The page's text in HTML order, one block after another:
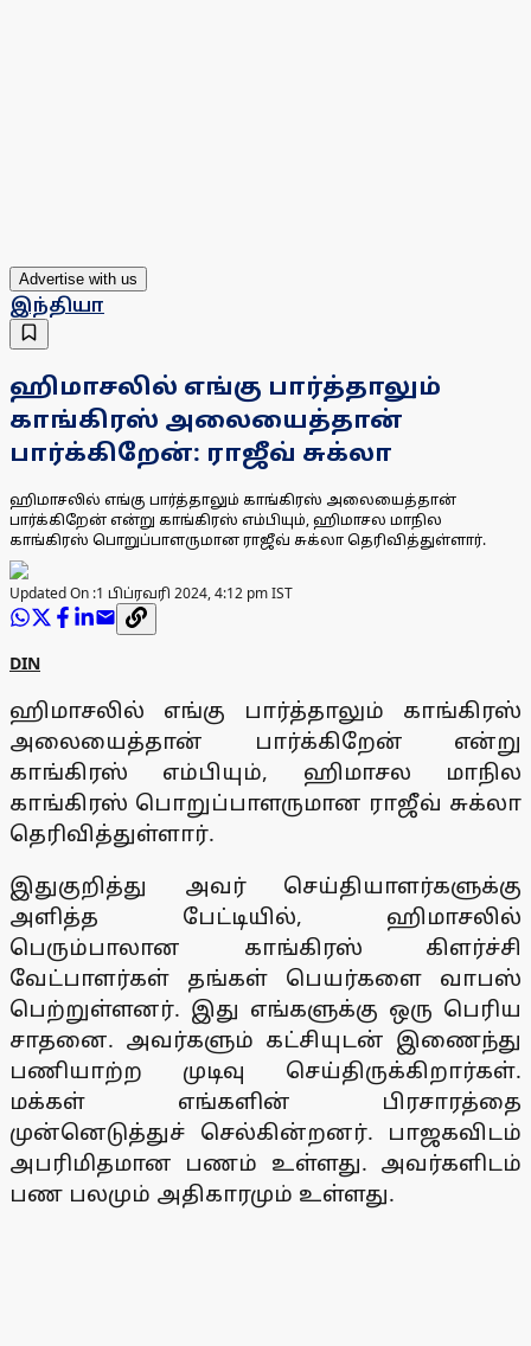
Advertise with us
இந்தியா
ஹிமாசலில் எங்கு பார்த்தாலும்
காங்கிரஸ் அலையைத்தான்
பார்க்கிறேன்: ராஜீவ் சுக்லா
ஹிமாசலில் எங்கு பார்த்தாலும் காங்கிரஸ் அலையைத்தான்
பார்க்கிறேன் என்று காங்கிரஸ் எம்பியும், ஹிமாசல மாநில
காங்கிரஸ் பொறுப்பாளருமான ராஜீவ் சுக்லா தெரிவித்துள்ளார்.
Updated On :1 பிப்ரவரி 2024, 4:12 pm IST
DIN
ஹிமாசலில் எங்கு பார்த்தாலும் காங்கிரஸ்
அலையைத்தான் பார்க்கிறேன் என்று
காங்கிரஸ் எம்பியும், ஹிமாசல மாநில
காங்கிரஸ் பொறுப்பாளருமான ராஜீவ் சுக்லா
தெரிவித்துள்ளார்.
இதுகுறித்து அவர் செய்தியாளர்களுக்கு
அளித்த பேட்டியில், ஹிமாசலில்
பெரும்பாலான காங்கிரஸ் கிளர்ச்சி
வேட்பாளர்கள் தங்கள் பெயர்களை வாபஸ்
பெற்றுள்ளனர். இது எங்களுக்கு ஒரு பெரிய
சாதனை. அவர்களும் கட்சியுடன் இணைந்து
பணியாற்ற முடிவு செய்திருக்கிறார்கள்.
மக்கள் எங்களின் பிரசாரத்தை
முன்னெடுத்துச் செல்கின்றனர். பாஜகவிடம்
அபரிமிதமான பணம் உள்ளது. அவர்களிடம்
பண பலமும் அதிகாரமும் உள்ளது.